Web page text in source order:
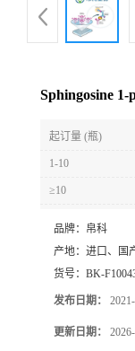
Sphingosine
起订量 (瓶)
1-10
≥10
品牌： 帛科
产地： 进口、国
货号： BK-
发布日期：
更新日期：